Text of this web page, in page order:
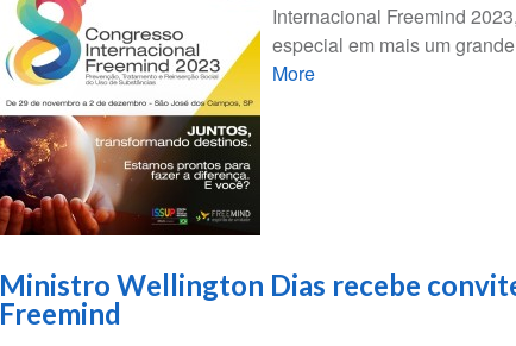
Internacional Freemind
especial em mais um
More
Ministro Wellington Dias recebe
Freemind